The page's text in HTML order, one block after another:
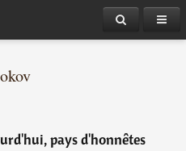
pays d'honnêtes